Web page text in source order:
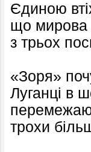
Єдиною
що мирова
з трьох
«Зоря»
Луганці в
трохи